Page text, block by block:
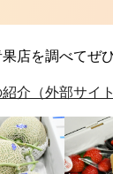
店を調べてぜ
介（外部サイ